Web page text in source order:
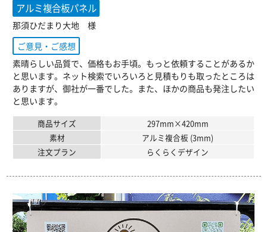
アルミ複合板パネル
那須ひだまり大地 様
ご意見・ご感想
素晴らしい品質で、価格もお手頃。もっと依頼することがあるか
と思います。ネット検索でいろいろと見積もりも取ったところは
ありますが、御社が一番でした。また、ほかの商品も発注したい
と思います。
商品サイズ
297mm×420mm
素材
アルミ複合板 (3mm)
注文プラン
らくらくデザイン